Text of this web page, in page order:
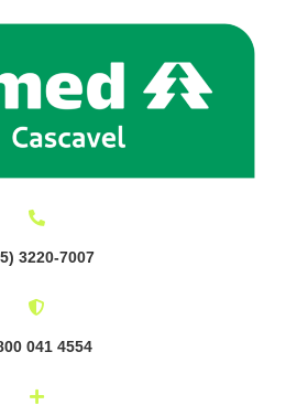
3220-7007
041 4554